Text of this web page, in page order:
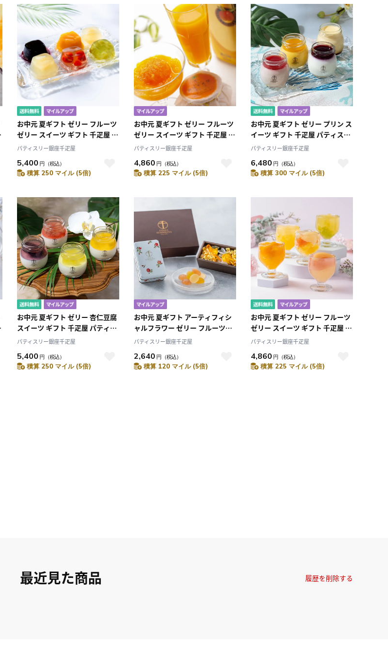
10月
2026.11
月 火 水 木 金 土
1 2
5 6 8 9
12 13 14 15
19 20 21 22 23
24
お中元 夏ギフト ゼリー フルーツ
ゼリー スイーツ ギフト 千疋屋 パ
ティスリー銀座千疋屋 銀座ゼリ
パティスリー銀座千疋屋
5,400 円 （税込）
積算 250 マイル (5倍)
お中元 夏ギフト ゼリー フルーツ
ゼリー スイーツ ギフト 千疋屋 パ
ティスリー銀座千疋屋 マンゴー
パティスリー銀座千疋屋
4,860 円 （税込）
積算 225 マイル (5倍)
お中元 夏ギフト ゼリー プリン ス
イーツ ギフト 千疋屋 パティスリ
ー銀座千疋屋 銀座プリン詰合せ
パティスリー銀座千疋屋
6,480 円 （税込）
積算 300 マイル (5倍)
お中元 夏ギフト ゼリー 杏仁豆腐
スイーツ ギフト 千疋屋 パティス
リー銀座千疋屋 銀座フルーツ杏
パティスリー銀座千疋屋
5,400 円 （税込）
積算 250 マイル (5倍)
お中元 夏ギフト アーティフィシ
ャルフラワー ゼリー フルーツゼ
リー スイーツ ギフト 千疋屋 パテ
ツゼリー缶＆フラワーボックス
パティスリー銀座千疋屋
2,640 円 （税込）
積算 120 マイル (5倍)
お中元 夏ギフト ゼリー フルーツ
ゼリー スイーツ ギフト 千疋屋 パ
ティスリー銀座千疋屋 銀座フル
パティスリー銀座千疋屋
4,860 円 （税込）
積算 225 マイル (5倍)
最近見た商品 履歴を削除する